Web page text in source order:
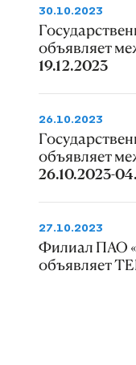
30.10.2023
объявляет
19.12.2023
26.10.2023
объявляет
26.10.2023-
27.10.2023
Филиал ПАО
объявляет